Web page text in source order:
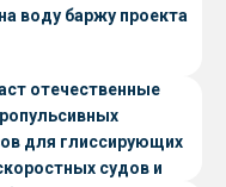
воду баржу проекта
отечественные
для глиссирующих
судов и